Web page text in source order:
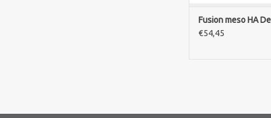
Fusion meso HA
€54,45